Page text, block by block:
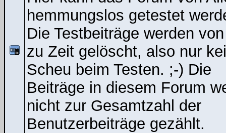
hemmungslos getestet
Die Testbeiträge werden
zu Zeit gelöscht, also nur
Scheu beim Testen. ;-) Die
Beiträge in diesem Forum
nicht zur Gesamtzahl der
Benutzerbeiträge gezählt.